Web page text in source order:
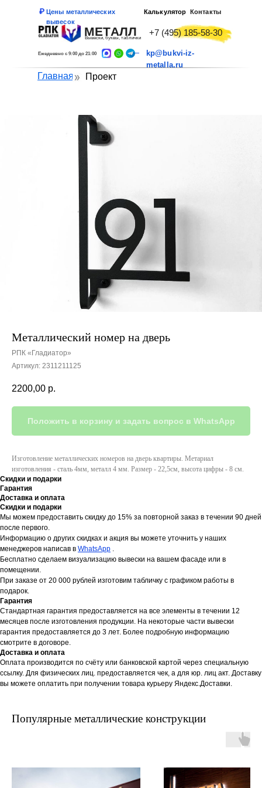
Цены металлических
вывесок
Калькулятор
Ежедневно с 9:00 до 21:00
+7 (495) 185-58-30
kp@bukvi-iz-
metalla.ru
Контакты
Вывески, буквы, таблички
МЕТАЛЛ
Главная Проект
Металлический номер на дверь
РПК «Гладиатор»
Артикул: 2311211125
2200,00 р.
Положить в корзину и задать вопрос в WhatsApp
Изготовление металлических номеров на дверь квартиры. Метариал
изготовления - сталь 4мм, металл 4 мм. Размер - 22,5см, высота цифры - 8 см.
Скидки и подарки
Гарантия
Доставка и оплата
Скидки и подарки
Мы можем предоставить скидку до 15% за повторной заказ в течении 90 дней
после первого.
Информацию о других скидках и акция вы можете уточнить у наших
менеджеров написав в WhatsApp .
Бесплатно сделаем визуализацию вывески на вашем фасаде или в
помещении.
При заказе от 20 000 рублей изготовим табличку с графиком работы в
подарок.
Гарантия
Стандартная гарантия предоставляется на все элементы в течении 12
месяцев после изготовления продукции. На некоторые части вывески
гарантия предоставляется до 3 лет. Более подробную информацию
смотрите в договоре.
Доставка и оплата
Оплата производится по счёту или банковской картой через специальную
ссылку. Для физических лиц. предоставляется чек, а для юр. лиц акт. Доставку
вы можете оплатить при получении товара курьеру Яндекс.Доставки.
Популярные металлические конструкции